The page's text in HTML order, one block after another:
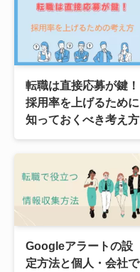
転職は直接応募が鍵！
採用率を上げるために
知っておくべき考え方
Googleアラートの設
定方法と個人・会社で